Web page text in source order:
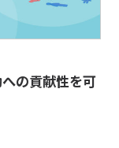
の貢献性を可